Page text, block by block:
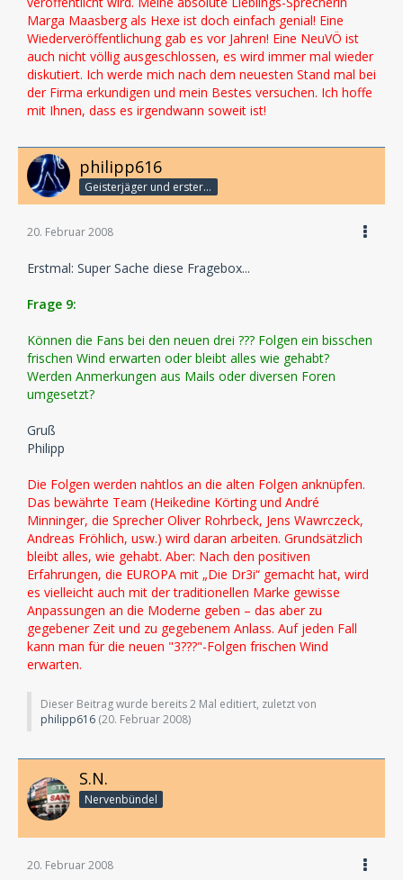
Marga Maasberg als Hexe ist doch einfach genial! Eine
Wiederveröffentlichung gab es vor Jahren! Eine NeuVÖ ist
auch nicht völlig ausgeschlossen, es wird immer mal wieder
diskutiert. Ich werde mich nach dem neuesten Stand mal bei
der Firma erkundigen und mein Bestes versuchen. Ich hoffe
mit Ihnen, dass es irgendwann soweit ist!
philipp616
Geisterjäger und erster Detektiv
20. Februar 2008
Erstmal: Super Sache diese Fragebox...
Frage 9:
Können die Fans bei den neuen drei ??? Folgen ein bisschen
frischen Wind erwarten oder bleibt alles wie gehabt?
Werden Anmerkungen aus Mails oder diversen Foren
umgesetzt?
Gruß
Philipp
Die Folgen werden nahtlos an die alten Folgen anknüpfen.
Das bewährte Team (Heikedine Körting und André
Minninger, die Sprecher Oliver Rohrbeck, Jens Wawrczeck,
Andreas Fröhlich, usw.) wird daran arbeiten. Grundsätzlich
bleibt alles, wie gehabt. Aber: Nach den positiven
Erfahrungen, die EUROPA mit „Die Dr3i“ gemacht hat, wird
es vielleicht auch mit der traditionellen Marke gewisse
Anpassungen an die Moderne geben – das aber zu
gegebener Zeit und zu gegebenem Anlass. Auf jeden Fall
kann man für die neuen "3???"-Folgen frischen Wind
erwarten.
Dieser Beitrag wurde bereits 2 Mal editiert, zuletzt von
philipp616 (20. Februar 2008)
S.N.
Nervenbündel
20. Februar 2008